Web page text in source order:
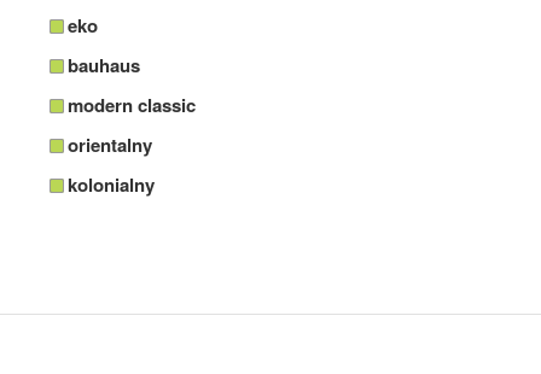
eko
bauhaus
modern classic
orientalny
kolonialny